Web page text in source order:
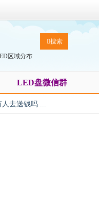
搜索
区域分布
LED盘微信群
去送钱吗 ...